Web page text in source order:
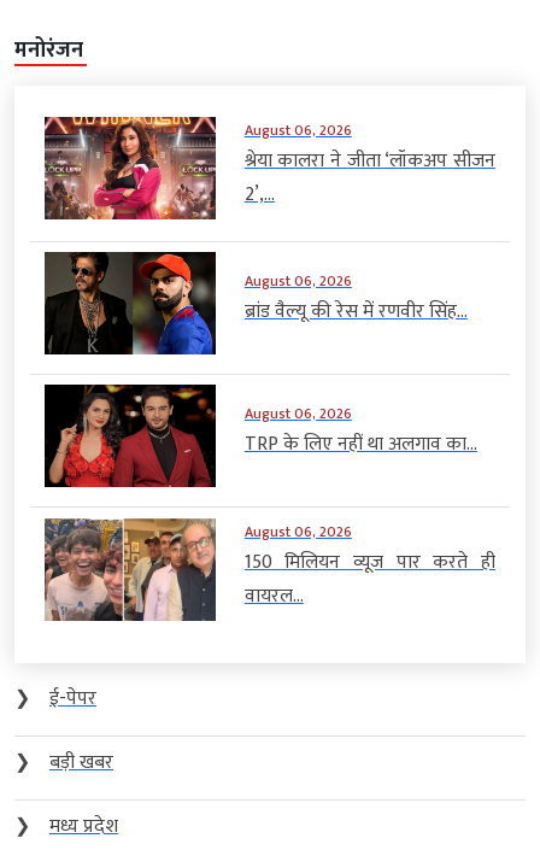
मनोरंजन
August 06, 2026
श्रेया कालरा ने जीता ‘लॉकअप सीजन
2’,...
August 06, 2026
ब्रांड वैल्यू की रेस में रणवीर सिंह...
August 06, 2026
TRP के लिए नहीं था अलगाव का...
August 06, 2026
150 मिलियन व्यूज पार करते ही
वायरल...
❯
ई-पेपर
❯
बड़ी खबर
❯
मध्य प्रदेश